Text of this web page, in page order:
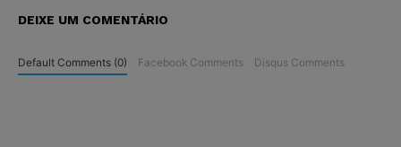
DEIXE UM COMENTÁRIO
Default Comments (0) Facebook Comments Disqus Comments